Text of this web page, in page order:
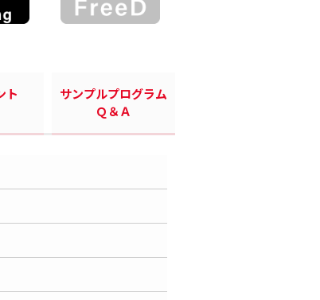
ト
サンプルプログラム
Ｑ＆Ａ